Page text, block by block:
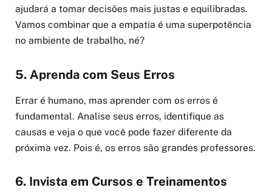
ajudará a tomar decisões mais justas e equilibradas.
Vamos combinar que a empatia é uma superpotência
no ambiente de trabalho, né?
5. Aprenda com Seus Erros
Errar é humano, mas aprender com os erros é
fundamental. Analise seus erros, identifique as
causas e veja o que você pode fazer diferente da
próxima vez. Pois é, os erros são grandes professores.
6. Invista em Cursos e Treinamentos